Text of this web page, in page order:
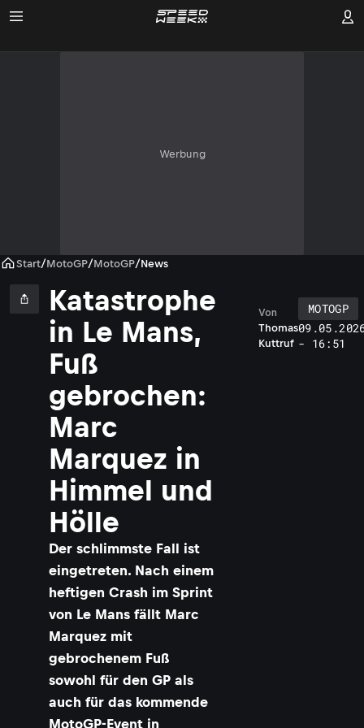
Werbung
Start/MotoGP/MotoGP/News
Katastrophe
in Le Mans,
Fuß
gebrochen:
Marc
Marquez in
Himmel und
Hölle
Der schlimmste Fall ist
eingetreten. Nach einem
heftigen Crash im Sprint
von Le Mans fällt Marc
Marquez mit
gebrochenem Fuß
sowohl für den GP als
auch für das kommende
MotoGP-Event in
Thomas
Kuttruf
Von
MOTOGP
- 16:51